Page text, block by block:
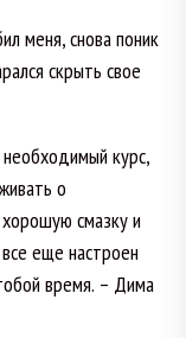
меня, снова поник
скрыть свое
курс,
о
смазку и
еще настроен
время. – Дима